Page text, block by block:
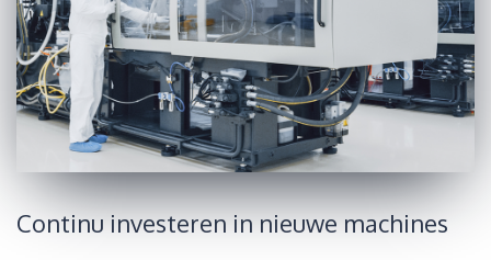
Continu investeren in nieuwe machines